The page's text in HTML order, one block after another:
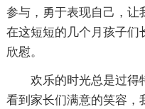
参与，勇于表现自己，让
在这短短的几个月孩子们
欣慰。
欢乐的时光总是过得
看到家长们满意的笑容，